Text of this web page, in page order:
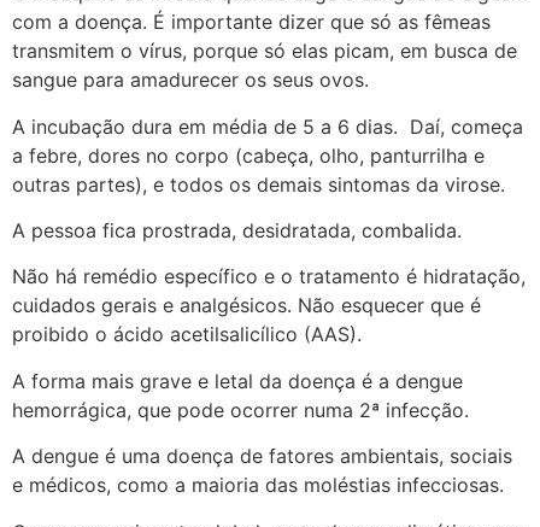
com a doença. É importante dizer que só as fêmeas
transmitem o vírus, porque só elas picam, em busca de
sangue para amadurecer os seus ovos.
A incubação dura em média de 5 a 6 dias. Daí, começa
a febre, dores no corpo (cabeça, olho, panturrilha e
outras partes), e todos os demais sintomas da virose.
A pessoa fica prostrada, desidratada, combalida.
Não há remédio específico e o tratamento é hidratação,
cuidados gerais e analgésicos. Não esquecer que é
proibido o ácido acetilsalicílico (AAS).
A forma mais grave e letal da doença é a dengue
hemorrágica, que pode ocorrer numa 2ª infecção.
A dengue é uma doença de fatores ambientais, sociais
e médicos, como a maioria das moléstias infecciosas.